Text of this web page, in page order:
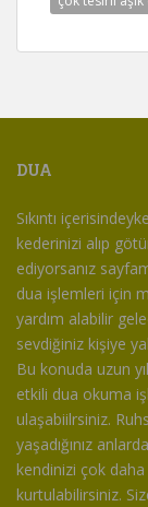
DUA
Sıkıntı
kederinizi alıp
ediyorsanız
dua işlemleri için
yardım alabilir
sevdiğiniz kişiye
Bu konuda uzun
etkili dua okuma
ulaşabiilrsiniz.
yaşadığınız
kendinizi çok daha
kurtulabilirsiniz.